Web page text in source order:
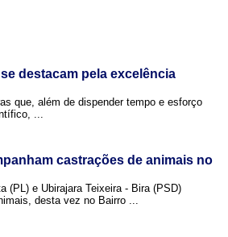
destacam pela excelência
que, além de dispender tempo e esforço
...
castrações de animais no
(PL) e Ubirajara Teixeira - Bira (PSD)
desta vez no Bairro ...